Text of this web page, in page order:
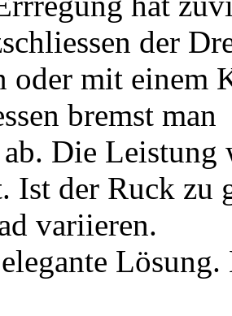
der
oder mit einem
bremst man
ab. Die
Ist der Ruck zu
variieren.